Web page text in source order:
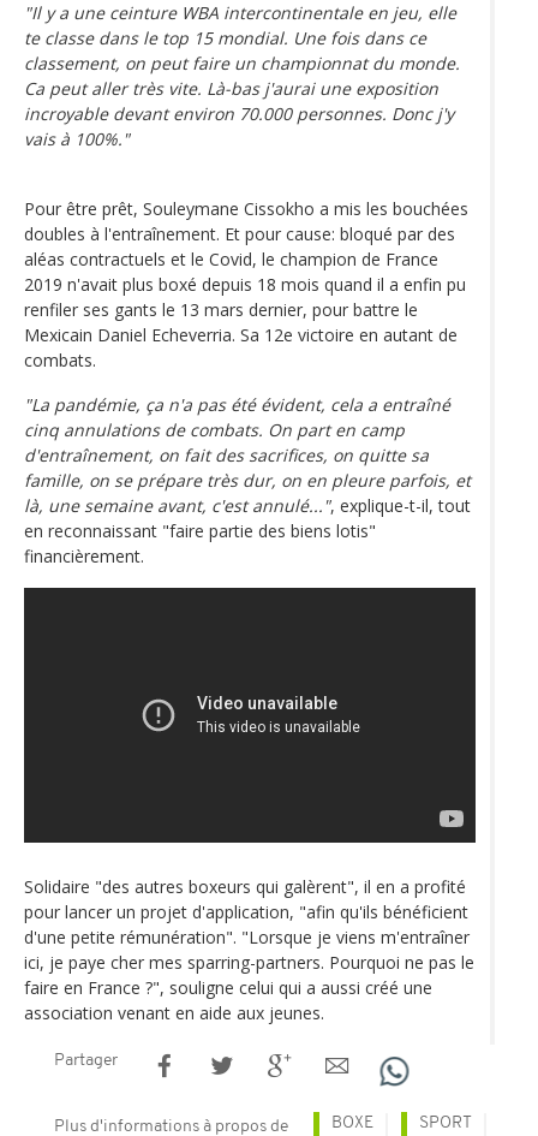
"Il y a une ceinture WBA intercontinentale en jeu, elle
te classe dans le top 15 mondial. Une fois dans ce
classement, on peut faire un championnat du monde.
Ca peut aller très vite. Là-bas j'aurai une exposition
incroyable devant environ 70.000 personnes. Donc j'y
vais à 100%."
Pour être prêt, Souleymane Cissokho a mis les bouchées
doubles à l'entraînement. Et pour cause: bloqué par des
aléas contractuels et le Covid, le champion de France
2019 n'avait plus boxé depuis 18 mois quand il a enfin pu
renfiler ses gants le 13 mars dernier, pour battre le
Mexicain Daniel Echeverria. Sa 12e victoire en autant de
combats.
"La pandémie, ça n'a pas été évident, cela a entraîné
cinq annulations de combats. On part en camp
d'entraînement, on fait des sacrifices, on quitte sa
famille, on se prépare très dur, on en pleure parfois, et
là, une semaine avant, c'est annulé...", explique-t-il, tout
en reconnaissant "faire partie des biens lotis"
financièrement.
Solidaire "des autres boxeurs qui galèrent", il en a profité
pour lancer un projet d'application, "afin qu'ils bénéficient
d'une petite rémunération". "Lorsque je viens m'entraîner
ici, je paye cher mes sparring-partners. Pourquoi ne pas le
faire en France ?", souligne celui qui a aussi créé une
association venant en aide aux jeunes.
Partager
Plus d'informations à propos de BOXE SPORT